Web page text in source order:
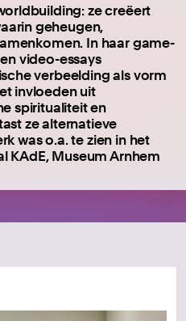
ze creëert
geheugen,
In haar game-
video-essays
verbeelding als vorm
invloeden uit
spiritualiteit en
ze alternatieve
was o.a. te zien in het
KAdE, Museum Arnhem